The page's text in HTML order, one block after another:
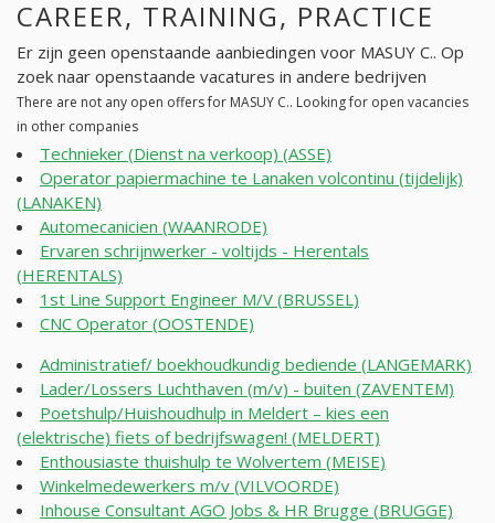
CAREER, TRAINING, PRACTICE
Er zijn geen openstaande aanbiedingen voor MASUY C.. Op
zoek naar openstaande vacatures in andere bedrijven
There are not any open offers for MASUY C.. Looking for open vacancies
in other companies
Technieker (Dienst na verkoop) (ASSE)
Operator papiermachine te Lanaken volcontinu (tijdelijk)
(LANAKEN)
Automecanicien (WAANRODE)
Ervaren schrijnwerker - voltijds - Herentals
(HERENTALS)
1st Line Support Engineer M/V (BRUSSEL)
CNC Operator (OOSTENDE)
Administratief/ boekhoudkundig bediende (LANGEMARK)
Lader/Lossers Luchthaven (m/v) - buiten (ZAVENTEM)
Poetshulp/Huishoudhulp in Meldert – kies een
(elektrische) fiets of bedrijfswagen! (MELDERT)
Enthousiaste thuishulp te Wolvertem (MEISE)
Winkelmedewerkers m/v (VILVOORDE)
Inhouse Consultant AGO Jobs & HR Brugge (BRUGGE)